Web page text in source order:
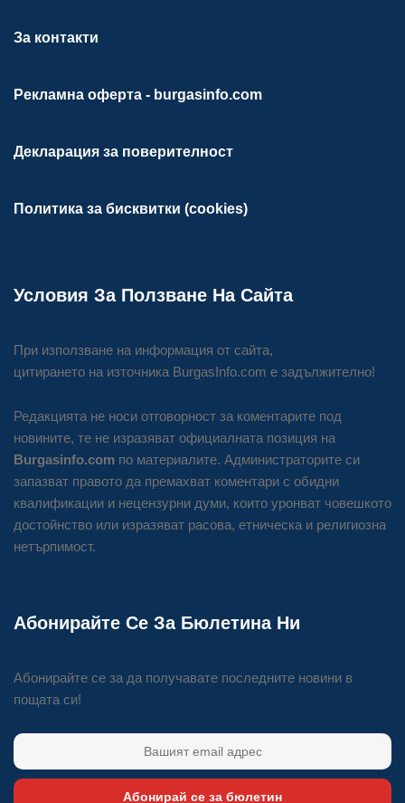
За контакти
Рекламна оферта - burgasinfo.com
Декларация за поверителност
Политика за бисквитки (cookies)
Условия За Ползване На Сайта
При използване на информация от сайта,
цитирането на източника BurgasInfo.com е задължително!
Редакцията не носи отговорност за коментарите под
новините, те не изразяват официалната позиция на
Burgasinfo.com по материалите. Администраторите си
запазват правото да премахват коментари с обидни
квалификации и нецензурни думи, които уронват човешкото
достойнство или изразяват расова, етническа и религиозна
нетърпимост.
Абонирайте Се За Бюлетина Ни
Абонирайте се за да получавате последните новини в
пощата си!
Абонирай се за бюлетин